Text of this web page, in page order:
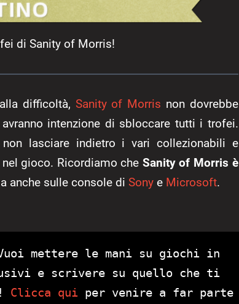
di Sanity of Morris!
difficoltà, Sanity of Morris non dovrebbe
intenzione di sbloccare tutti i trofei.
lasciare indietro i vari collezionabili e
gioco. Ricordiamo che Sanity of Morris è
anche sulle console di Sony e Microsoft.
mettere le mani su giochi in
e scrivere su quello che ti
Clicca qui per venire a far parte